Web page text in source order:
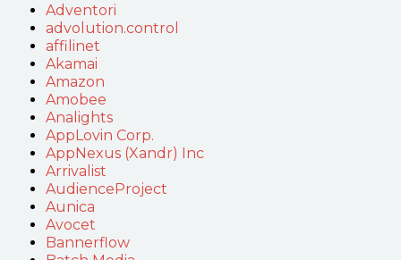
Adventori
advolution.control
affilinet
Akamai
Amazon
Amobee
Analights
AppLovin Corp.
AppNexus (Xandr) Inc
Arrivalist
AudienceProject
Aunica
Avocet
Bannerflow